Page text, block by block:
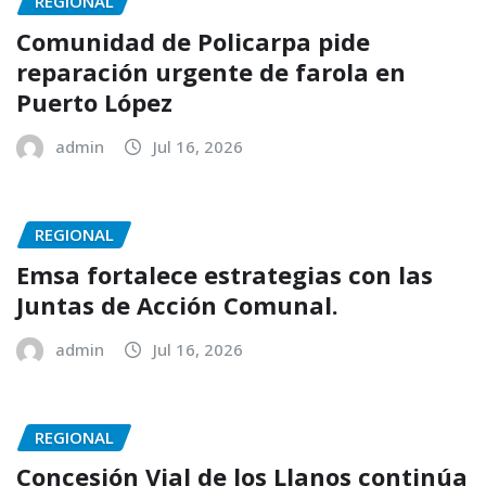
Comunidad de Policarpa pide
reparación urgente de farola en
Puerto López
admin Jul 16, 2026
REGIONAL
Emsa fortalece estrategias con las
Juntas de Acción Comunal.
admin Jul 16, 2026
REGIONAL
Concesión Vial de los Llanos continúa